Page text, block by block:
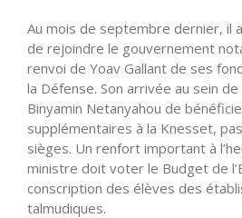
Au mois de septembre dernier, il
de rejoindre le gouvernement
renvoi de Yoav Gallant de ses
la Défense. Son arrivée au sein
Binyamin Netanyahou de
supplémentaires à la Knesset,
sièges. Un renfort important à
ministre doit voter le Budget de
conscription des élèves des
talmudiques.